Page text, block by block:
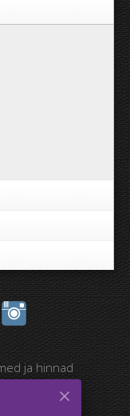
ja hinnad